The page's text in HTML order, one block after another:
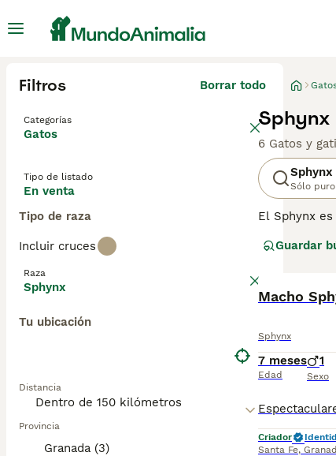
Filtros Borrar todo
Categorías
Gatos
Tipo de listado
En venta
Tipo de raza
Incluir cruces
Raza
Sphynx
Tu ubicación
Distancia
Provincia
Granada (3)
Sphynx
6 Gatos y
Sphynx
Sólo puro
El Sphynx
tamaño. A
Lee nuestra
Guardar
Macho
Sphynx
7 meses
Edad
1
Sexo
Criador
Santa Fe,